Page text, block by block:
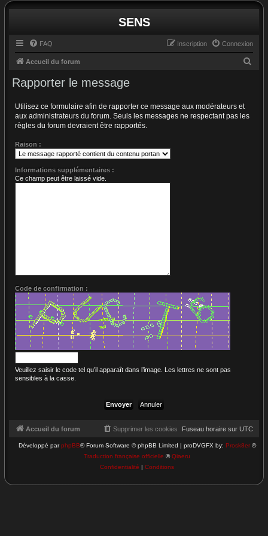
SENS
FAQ Connexion
Inscription
Accueil du forum
Rapporter le message
Utilisez ce formulaire afin de rapporter ce message aux modérateurs et
aux administrateurs du forum. Seuls les messages ne respectant pas les
règles du forum devraient être rapportés.
Raison :
Informations supplémentaires :
Ce champ peut être laissé vide.
Code de confirmation :
Veuillez saisir le code tel qu’il apparaît dans l’image. Les lettres ne sont pas
sensibles à la casse.
Accueil du forum Fuseau horaire sur UTC
Supprimer les cookies
Développé parphpBB® Forum Software © phpBB Limited | proDVGFX by: Prosk8er©
Traduction française officielle ©Qiaeru
Confidentialité | Conditions